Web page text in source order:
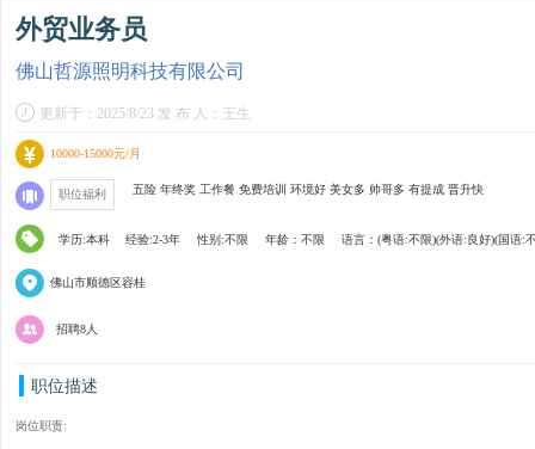
外贸业务员
佛山哲源照明科技有限公司
更新于：2025/8/23 发 布 人：王生
10000-15000元/月
职位福利 五险 年终奖 工作餐 免费培训 环境好 美女多 帅哥多 有提成 晋升快
学历:本科 经验:2-3年 性别:不限 年龄：不限 语言：(粤语:不限)(外语:良好)(国语:
佛山市顺德区容桂
招聘8人
职位描述
岗位职责: